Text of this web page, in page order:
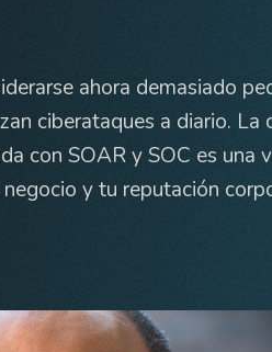
ahora demasiado
ciberataques a diario. La
con SOAR y SOC es una
y tu reputación